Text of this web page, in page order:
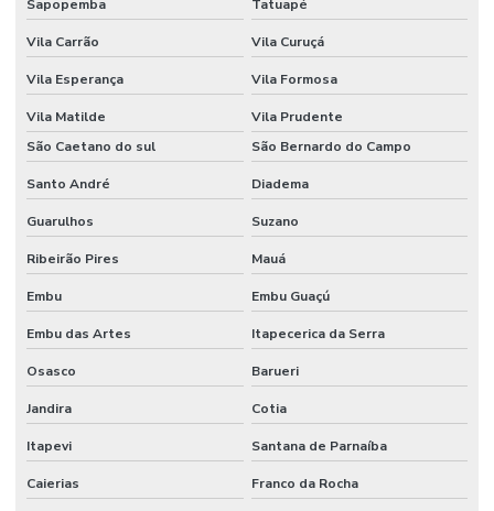
Orçamento de piso industrial
Pintura epóxi alto tráfego
Pintura epóxi autonivelante
Pintura epóxi para galpão
Pintura epóxi industrial
Pintura de pisos industriais
Pintura predial preço m2
Piso de concreto para galpão
Piso de concreto polido industrial
Piso industrial de concreto polido
Sapopemba Tatuapé
Vila Carrão Vila Curuçá
Vila Esperança Vila Formosa
Vila Matilde
Vila Prudente
São Caetano do sul
São Bernardo do Campo
Santo André Diadema
Guarulhos Suzano
Ribeirão Pires Mauá
Embu Embu Guaçú
Embu das Artes Itapecerica da Serra
Osasco Barueri
Jandira Cotia
Itapevi Santana de Parnaíba
Caierias Franco da Rocha